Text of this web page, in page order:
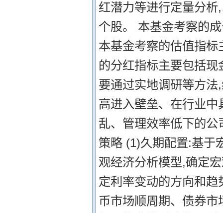
红潜力等进行定量分
个股。 本基金考察的
本基金考察的估值指
的分红指标主要包括
要通过实地调研等方
高进入壁垒、在行业
乱、管理效率低下的
策略 (1)久期配置:基于
观经济分析模型,确定
定利率变动的方向和
币市场顺周期、债券